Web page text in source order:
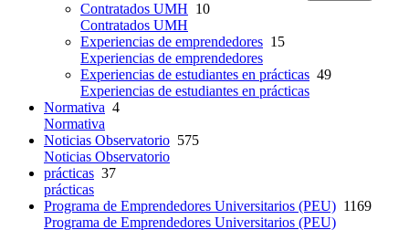
Contratados UMH 10
Contratados UMH
Experiencias de emprendedores 15
Experiencias de emprendedores
Experiencias de estudiantes en prácticas 49
Experiencias de estudiantes en prácticas
Normativa 4
Normativa
Noticias Observatorio 575
Noticias Observatorio
prácticas 37
prácticas
Programa de Emprendedores Universitarios (PEU) 1169
Programa de Emprendedores Universitarios (PEU)